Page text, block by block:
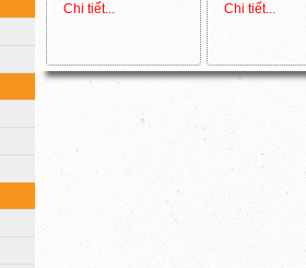
Chi tiết...
Chi tiết...